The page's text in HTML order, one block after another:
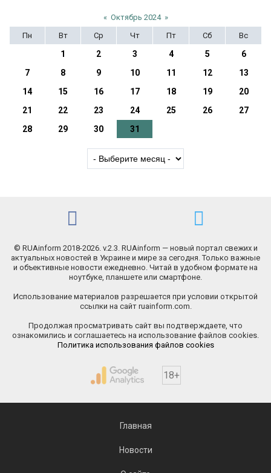
« Октябрь 2024 »
Пн
Вт Ср Чт Пт Сб Вс
1 2 3 4 5
6
7
8 9 10 11 12
13
14
15 16 17 18 19
20
21
22 23 24 25 26
27
28
29 30 31
© RUAinform 2018-2026. v.2.3. RUAinform — новый портал свежих и
актуальных новостей в Украине и мире за сегодня. Только важные
и объективные новости ежедневно. Читай в удобном формате на
ноутбуке, планшете или смартфоне.
Использование материалов разрешается при условии открытой
ссылки на сайт ruainform.com.
Продолжая просматривать сайт вы подтверждаете, что
ознакомились и соглашаетесь на использование файлов cookies.
Политика использования файлов cookies
18+
Главная
Новости